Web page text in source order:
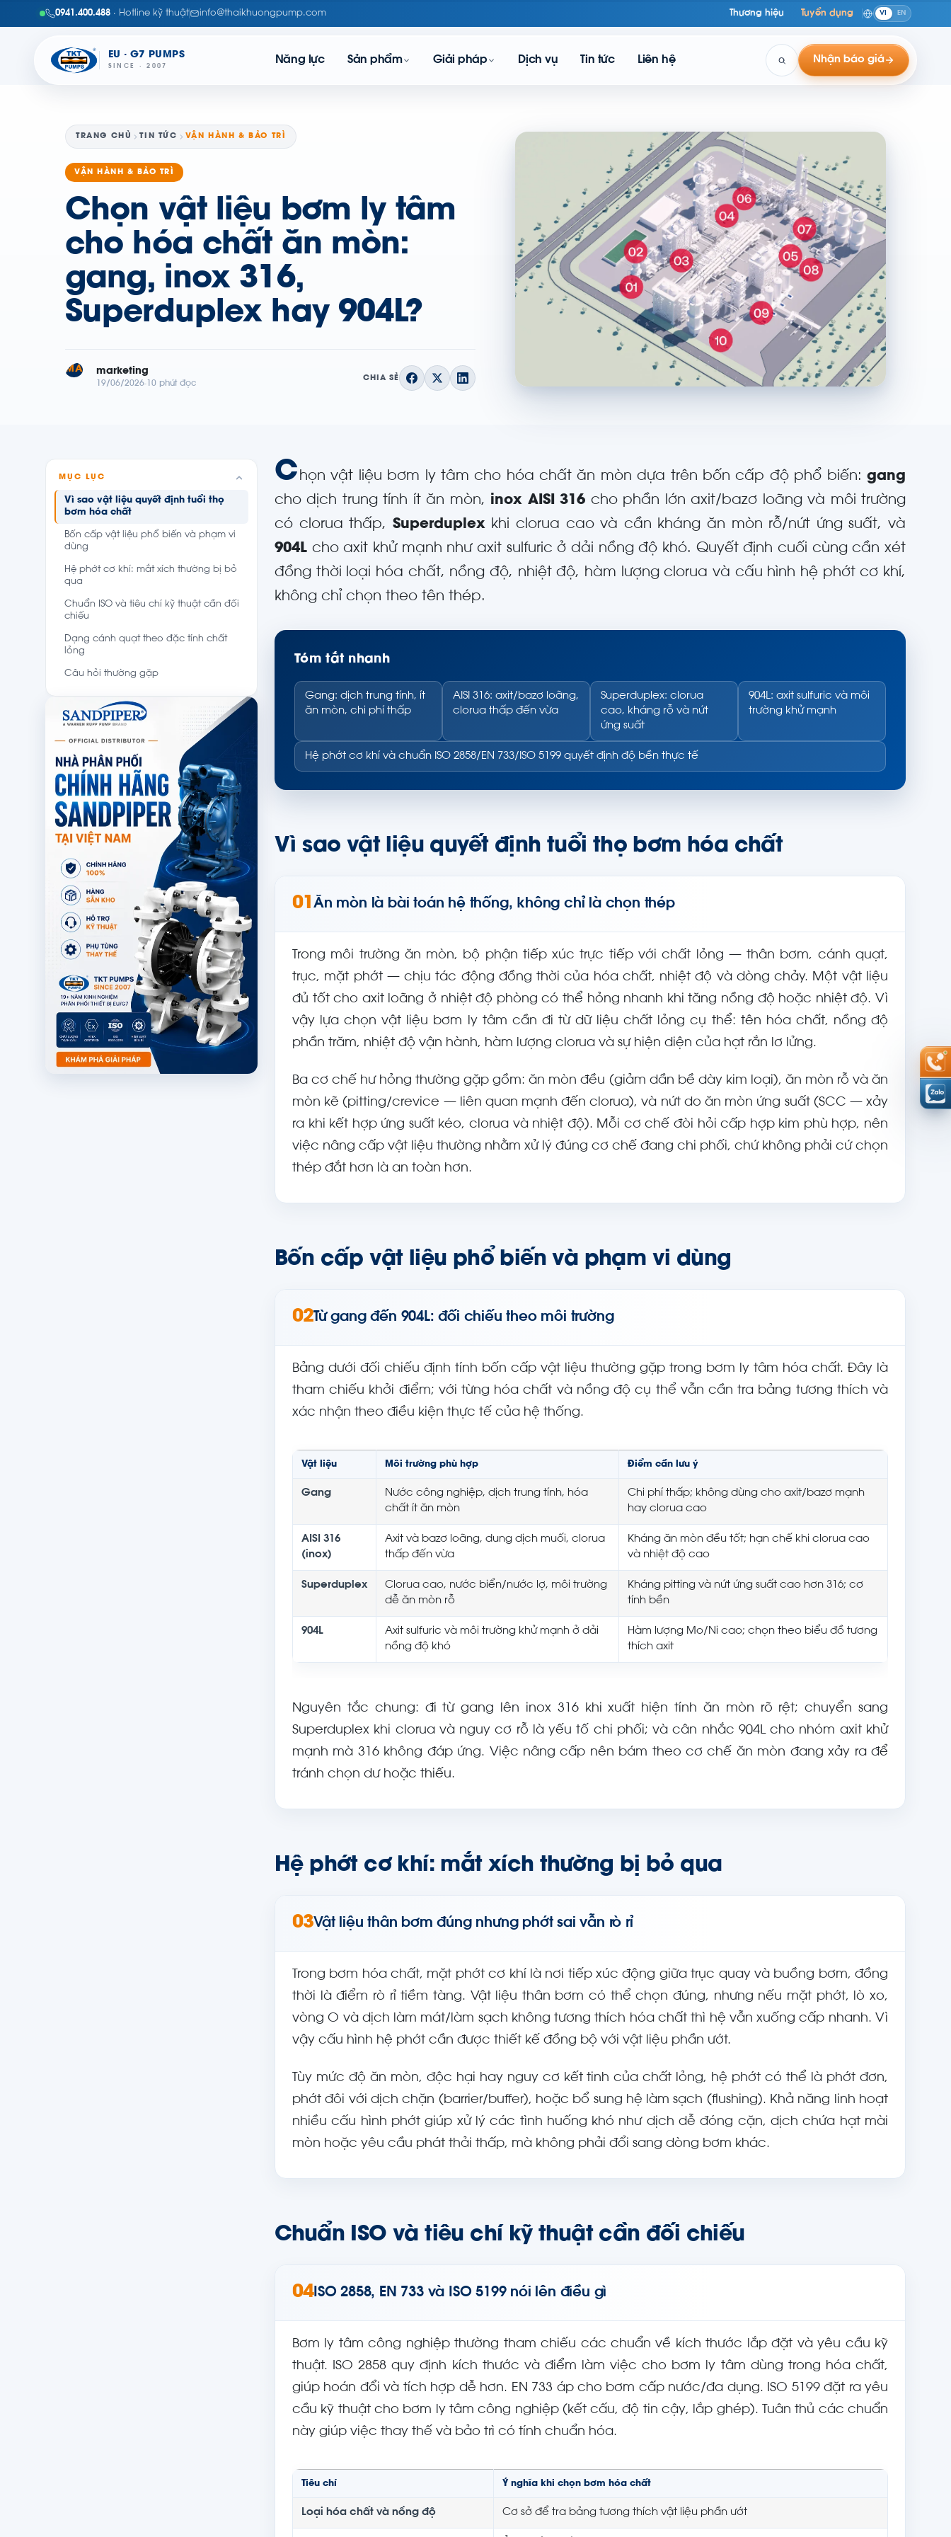
0941.400.488 · Hotline kỹ thuật info@thaikhuongpump.com Thương hiệu Tuyển dụng VI EN
EU · G7 PUMPS
SINCE · 2007
Năng lực Sản phẩm Giải pháp Dịch vụ Tin tức Liên hệ Nhận báo giá
TRANG CHỦ TIN TỨC VẬN HÀNH & BẢO TRÌ
VẬN HÀNH & BẢO TRÌ
Chọn vật liệu bơm ly tâm
cho hóa chất ăn mòn:
gang, inox 316,
Superduplex hay 904L?
MA marketing
19/06/2026 10 phút đọc
CHIA SẺ
MỤC LỤC
Vì sao vật liệu quyết định tuổi thọ
bơm hóa chất
Bốn cấp vật liệu phổ biến và phạm vi
dùng
Hệ phớt cơ khí: mắt xích thường bị bỏ
qua
Chuẩn ISO và tiêu chí kỹ thuật cần đối
chiếu
Dạng cánh quạt theo đặc tính chất
lỏng
Câu hỏi thường gặp
C họn vật liệu bơm ly tâm cho hóa chất ăn mòn dựa trên bốn cấp độ phổ biến: gang
cho dịch trung tính ít ăn mòn, inox AISI 316 cho phần lớn axit/bazơ loãng và môi trường
có clorua thấp, Superduplexkhi clorua cao và cần kháng ăn mòn rỗ/nứt ứng suất, và
904L cho axit khử mạnh như axit sulfuric ở dải nồng độ khó. Quyết định cuối cùng cần xét
đồng thời loại hóa chất, nồng độ, nhiệt độ, hàm lượng clorua và cấu hình hệ phớt cơ khí,
không chỉ chọn theo tên thép.
Tóm tắt nhanh
Gang: dịch trung tính, ít
ăn mòn, chi phí thấp
AISI 316: axit/bazơ loãng,
clorua thấp đến vừa
Superduplex: clorua
cao, kháng rỗ và nứt
ứng suất
904L: axit sulfuric và môi
trường khử mạnh
Hệ phớt cơ khí và chuẩn ISO 2858/EN 733/ISO 5199 quyết định độ bền thực tế
Vì sao vật liệu quyết định tuổi thọ bơm hóa chất
01 Ăn mòn là bài toán hệ thống, không chỉ là chọn thép
Trong môi trường ăn mòn, bộ phận tiếp xúc trực tiếp với chất lỏng — thân bơm, cánh quạt,
trục, mặt phớt — chịu tác động đồng thời của hóa chất, nhiệt độ và dòng chảy. Một vật liệu
đủ tốt cho axit loãng ở nhiệt độ phòng có thể hỏng nhanh khi tăng nồng độ hoặc nhiệt độ. Vì
vậy lựa chọn vật liệu bơm ly tâm cần đi từ dữ liệu chất lỏng cụ thể: tên hóa chất, nồng độ
phần trăm, nhiệt độ vận hành, hàm lượng clorua và sự hiện diện của hạt rắn lơ lửng.
Ba cơ chế hư hỏng thường gặp gồm: ăn mòn đều (giảm dần bề dày kim loại), ăn mòn rỗ và ăn
mòn kẽ (pitting/crevice — liên quan mạnh đến clorua), và nứt do ăn mòn ứng suất (SCC — xảy
ra khi kết hợp ứng suất kéo, clorua và nhiệt độ). Mỗi cơ chế đòi hỏi cấp hợp kim phù hợp, nên
việc nâng cấp vật liệu thường nhằm xử lý đúng cơ chế đang chi phối, chứ không phải cứ chọn
thép đắt hơn là an toàn hơn.
Bốn cấp vật liệu phổ biến và phạm vi dùng
02Từ gang đến 904L: đối chiếu theo môi trường
Bảng dưới đối chiếu định tính bốn cấp vật liệu thường gặp trong bơm ly tâm hóa chất. Đây là
tham chiếu khởi điểm; với từng hóa chất và nồng độ cụ thể vẫn cần tra bảng tương thích và
xác nhận theo điều kiện thực tế của hệ thống.
Vật liệu Môi trường phù hợp Điểm cần lưu ý
Gang
Nước công nghiệp, dịch trung tính, hóa
chất ít ăn mòn
Chi phí thấp; không dùng cho axit/bazơ mạnh
hay clorua cao
AISI 316
(inox)
Axit và bazơ loãng, dung dịch muối, clorua
thấp đến vừa
Kháng ăn mòn đều tốt; hạn chế khi clorua cao
và nhiệt độ cao
Superduplex
Clorua cao, nước biển/nước lợ, môi trường
dễ ăn mòn rỗ
Kháng pitting và nứt ứng suất cao hơn 316; cơ
tính bền
904L
Axit sulfuric và môi trường khử mạnh ở dải
nồng độ khó
Hàm lượng Mo/Ni cao; chọn theo biểu đồ tương
thích axit
Nguyên tắc chung: đi từ gang lên inox 316 khi xuất hiện tính ăn mòn rõ rệt; chuyển sang
Superduplex khi clorua và nguy cơ rỗ là yếu tố chi phối; và cân nhắc 904L cho nhóm axit khử
mạnh mà 316 không đáp ứng. Việc nâng cấp nên bám theo cơ chế ăn mòn đang xảy ra để
tránh chọn dư hoặc thiếu.
Hệ phớt cơ khí: mắt xích thường bị bỏ qua
03Vật liệu thân bơm đúng nhưng phớt sai vẫn rò rỉ
Trong bơm hóa chất, mặt phớt cơ khí là nơi tiếp xúc động giữa trục quay và buồng bơm, đồng
thời là điểm rò rỉ tiềm tàng. Vật liệu thân bơm có thể chọn đúng, nhưng nếu mặt phớt, lò xo,
vòng O và dịch làm mát/làm sạch không tương thích hóa chất thì hệ vẫn xuống cấp nhanh. Vì
vậy cấu hình hệ phớt cần được thiết kế đồng bộ với vật liệu phần ướt.
Tùy mức độ ăn mòn, độc hại hay nguy cơ kết tinh của chất lỏng, hệ phớt có thể là phớt đơn,
phớt đôi với dịch chặn (barrier/buffer), hoặc bổ sung hệ làm sạch (flushing). Khả năng linh hoạt
nhiều cấu hình phớt giúp xử lý các tình huống khó như dịch dễ đóng cặn, dịch chứa hạt mài
mòn hoặc yêu cầu phát thải thấp, mà không phải đổi sang dòng bơm khác.
Chuẩn ISO và tiêu chí kỹ thuật cần đối chiếu
04ISO 2858, EN 733 và ISO 5199 nói lên điều gì
Bơm ly tâm công nghiệp thường tham chiếu các chuẩn về kích thước lắp đặt và yêu cầu kỹ
thuật. ISO 2858 quy định kích thước và điểm làm việc cho bơm ly tâm dùng trong hóa chất,
giúp hoán đổi và tích hợp dễ hơn. EN 733 áp cho bơm cấp nước/đa dụng. ISO 5199 đặt ra yêu
cầu kỹ thuật cho bơm ly tâm công nghiệp (kết cấu, độ tin cậy, lắp ghép). Tuân thủ các chuẩn
này giúp việc thay thế và bảo trì có tính chuẩn hóa.
Tiêu chí Ý nghĩa khi chọn bơm hóa chất
Loại hóa chất và nồng độ Cơ sở để tra bảng tương thích vật liệu phần ướt